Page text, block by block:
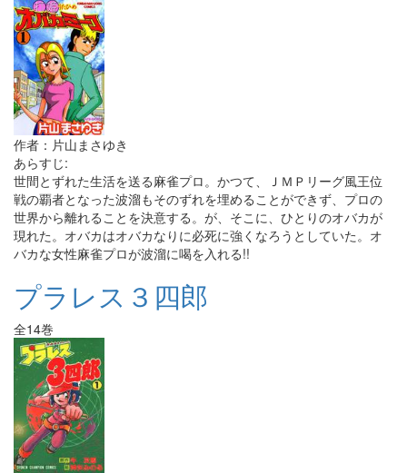
作者：片山まさゆき
あらすじ:
世間とずれた生活を送る麻雀プロ。かつて、ＪＭＰリーグ風王位
戦の覇者となった波溜もそのずれを埋めることができず、プロの
世界から離れることを決意する。が、そこに、ひとりのオバカが
現れた。オバカはオバカなりに必死に強くなろうとしていた。オ
バカな女性麻雀プロが波溜に喝を入れる!!
プラレス３四郎
全14巻